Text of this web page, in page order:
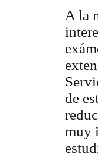
A la
de
muy